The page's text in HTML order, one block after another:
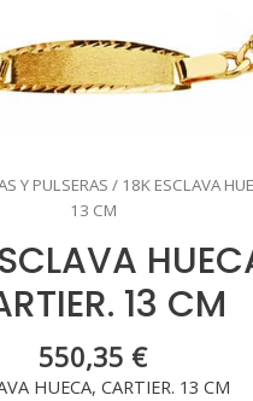
Y PULSERAS / 18K ESCLAVA
13 CM
13 CM
550,35 €
HUECA, CARTIER. 13 CM